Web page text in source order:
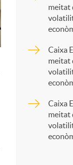
meitat
Caixa
meitat
Caixa
meitat